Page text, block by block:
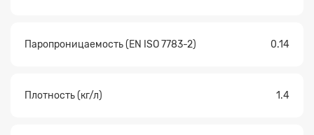
Паропроницаемость (EN ISO 7783-2) 0.14
Плотность (кг/л) 1.4